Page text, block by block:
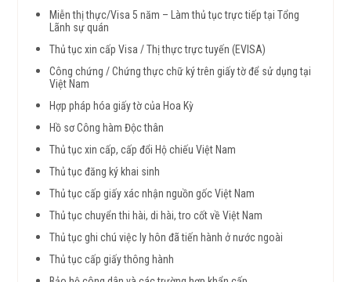
Miễn thị thực/Visa 5 năm – Làm thủ tục trực tiếp tại Tổng
Lãnh sự quán
Thủ tục xin cấp Visa / Thị thực trực tuyến (EVISA)
Công chứng / Chứng thực chữ ký trên giấy tờ để sử dụng tại
Việt Nam
Hợp pháp hóa giấy tờ của Hoa Kỳ
Hồ sơ Công hàm Độc thân
Thủ tục xin cấp, cấp đổi Hộ chiếu Việt Nam
Thủ tục đăng ký khai sinh
Thủ tục cấp giấy xác nhận nguồn gốc Việt Nam
Thủ tục chuyển thi hài, di hài, tro cốt về Việt Nam
Thủ tục ghi chú việc ly hôn đã tiến hành ở nước ngoài
Thủ tục cấp giấy thông hành